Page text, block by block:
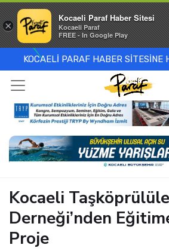
KOCAELİ PARAF HABER SİTESİNE
Kocaeli
Derneği’nden
Proje
×
Kocaeli Paraf Haber Sitesi
Kocaeli Paraf
FREE - In Google Play